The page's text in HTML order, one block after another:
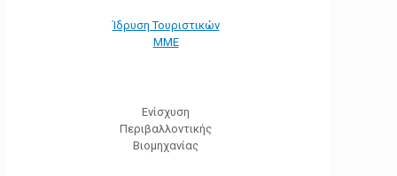
Ίδρυση Τουριστικών
ΜΜΕ
Ενίσχυση
Περιβαλλοντικής
Βιομηχανίας